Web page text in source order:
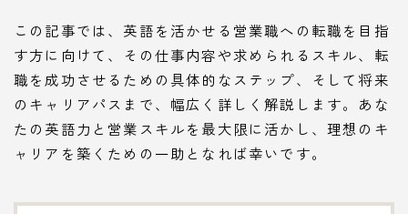
この記事では、英語を活かせる営業職への転職を目指
す方に向けて、その仕事内容や求められるスキル、転
職を成功させるための具体的なステップ、そして将来
のキャリアパスまで、幅広く詳しく解説します。あな
たの英語力と営業スキルを最大限に活かし、理想のキ
ャリアを築くための一助となれば幸いです。